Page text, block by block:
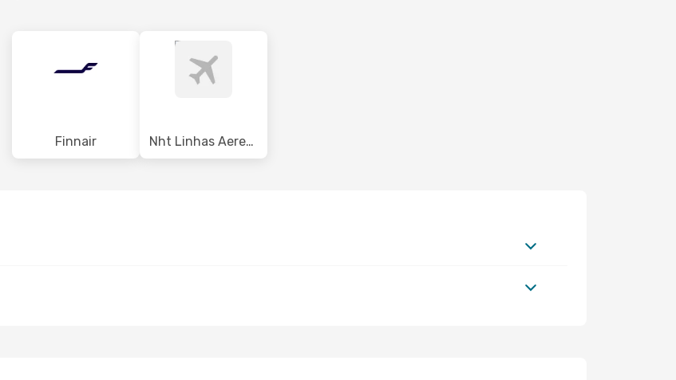
Finnair Nht Linhas Aereas